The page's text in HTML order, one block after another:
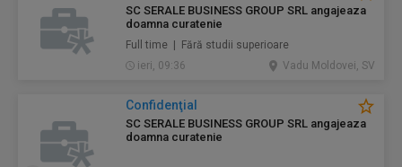
SC SERALE BUSINESS GROUP SRL angajeaza
doamna curatenie
Full time | Fără studii superioare
ieri, 09:36
Vadu Moldovei, SV
Confidenţial
SC SERALE BUSINESS GROUP SRL angajeaza
doamna curatenie